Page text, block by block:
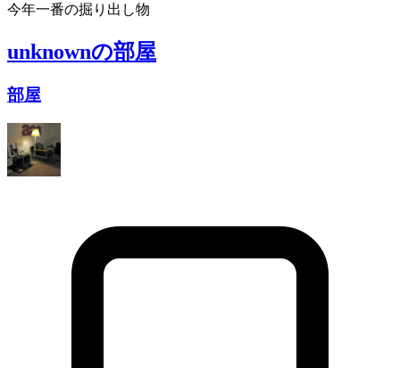
今年一番の掘り出し物
unknownの部屋
部屋